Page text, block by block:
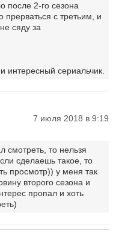
после 2-го сезона
с третьим, и
сяду за
интересный сериальчик.
7 июля 2018 в 9:19
смотреть, то нельзя
сделаешь такое, то
просмотр)) у меня так
второго сезона и
пропал и хоть